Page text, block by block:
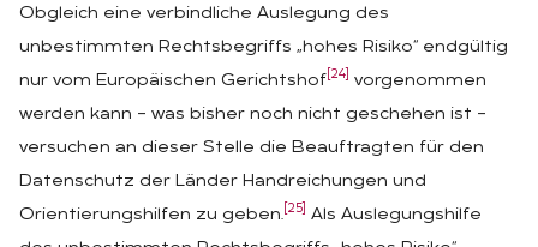
Obgleich eine verbindliche Auslegung des
unbestimmten Rechtsbegriffs „hohes Risiko“ endgültig
nur vom Europäischen Gerichtshof [24]
vorgenommen
werden kann – was bisher noch nicht geschehen ist –
versuchen an dieser Stelle die Beauftragten für den
Datenschutz der Länder Handreichungen und
Orientierungshilfen zu geben. [25]
Als Auslegungshilfe